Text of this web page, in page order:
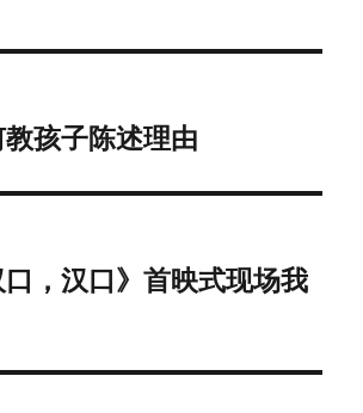
孩子陈述理由
，汉口》首映式现场我